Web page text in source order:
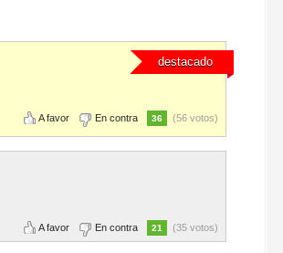
destacado
A favor En contra 36 (56 votos)
A favor En contra 21 (35 votos)